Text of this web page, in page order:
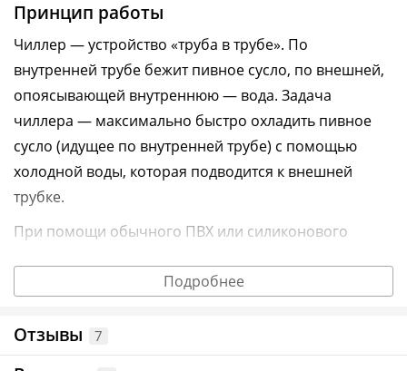
Принцип работы
Чиллер — устройство «труба в трубе». По
внутренней трубе бежит пивное сусло, по внешней,
опоясывающей внутреннюю — вода. Задача
чиллера — максимально быстро охладить пивное
сусло (идущее по внутренней трубе) с помощью
холодной воды, которая подводится к внешней
трубке.
При помощи обычного ПВХ или силиконового
к выходному отверстию куба (крану), в котором
По окончании варки мы открываем кран на кубе и
Подробнее
Отзывы 7